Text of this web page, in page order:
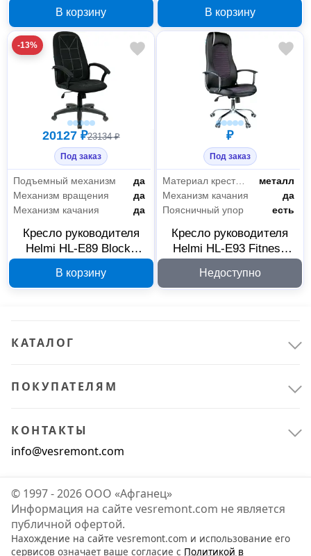
Офис и дом 14
В корзину В корзину
-13%
20127 ₽23134 ₽
Под заказ
Подъемный механизм
да
Механизм вращения
да
Механизм качания
да
Кресло руководителя
Helmi HL-E89 Blocks
В корзину
₽
Под заказ
Материал крестовины
металл
Механизм качания
да
Поясничный упор
есть
Кресло руководителя
Helmi HL-E93 Fitness
Недоступно
КАТАЛОГ
ПОКУПАТЕЛЯМ
КОНТАКТЫ
info@vesremont.com
© 1997 - 2026 ООО «Афганец»
Информация на сайте vesremont.com не является
публичной офертой.
Нахождение на сайте vesremont.com и использование его
сервисов означает ваше согласие с Политикой в